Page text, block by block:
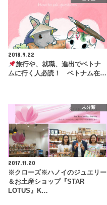
2018.9.22
旅行や、就職、進出でベトナ
ムに行く人必読！ ベトナム在…
未分類
2017.11.20
※クローズ※ハノイのジュエリー
＆お土産ショップ『STAR
LOTUS』K…